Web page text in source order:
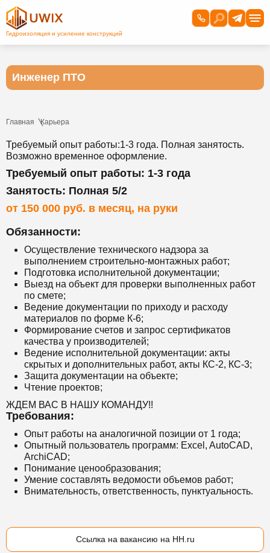
Инженер ПТО
Главная Карьера
Требуемый опыт работы:1-3 года. Полная занятость.
Возможно временное оформление.
Требуемый опыт работы: 1-3 года
Занятость: Полная 5/2
от 150 000 руб. в месяц, на руки
Обязанности:
Осуществление технического надзора за
выполнением строительно-монтажных работ;
Подготовка исполнительной документации;
Выезд на объект для проверки выполненных работ
по смете;
Ведение документации по приходу и расходу
материалов по форме К-6;
Формирование счетов и запрос сертификатов
качества у производителей;
Ведение исполнительной документации: акты
скрытых и дополнительных работ, акты КС-2, КС-3;
Защита документации на объекте;
Чтение проектов;
ЖДЕМ ВАС В НАШУ КОМАНДУ!!
Требования:
Опыт работы на аналогичной позиции от 1 года;
Опытный пользователь программ: Excel, AutoCAD,
ArchiCAD;
Понимание ценообразования;
Умение составлять ведомости объемов работ;
Внимательность, ответственность, пунктуальность.
Ссылка на вакансию на HH.ru